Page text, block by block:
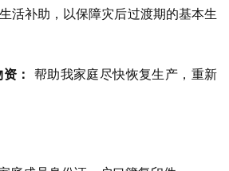
活补助，以保障灾后过渡期的基本生
： 帮助我家庭尽快恢复生产，重新